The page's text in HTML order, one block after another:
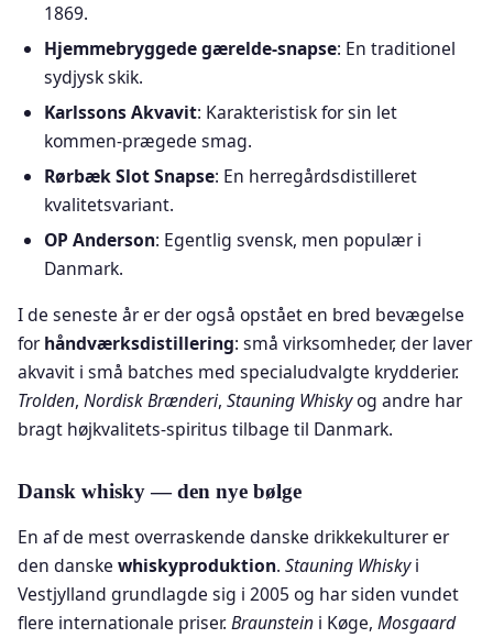
1869.
Hjemmebryggede gærelde-snapse: En traditionel
sydjysk skik.
Karlssons Akvavit: Karakteristisk for sin let
kommen-prægede smag.
Rørbæk Slot Snapse: En herregårdsdistilleret
kvalitetsvariant.
OP Anderson: Egentlig svensk, men populær i
Danmark.
I de seneste år er der også opstået en bred bevægelse
forhåndværksdistillering: små virksomheder, der laver
akvavit i små batches med specialudvalgte krydderier.
Trolden, Nordisk Brænderi, Stauning Whiskyog andre har
bragt højkvalitets-spiritus tilbage til Danmark.
Dansk whisky — den nye bølge
En af de mest overraskende danske drikkekulturer er
den danske whiskyproduktion. Stauning Whiskyi
Vestjylland grundlagde sig i 2005 og har siden vundet
flere internationale priser.Braunstein i Køge, Mosgaard